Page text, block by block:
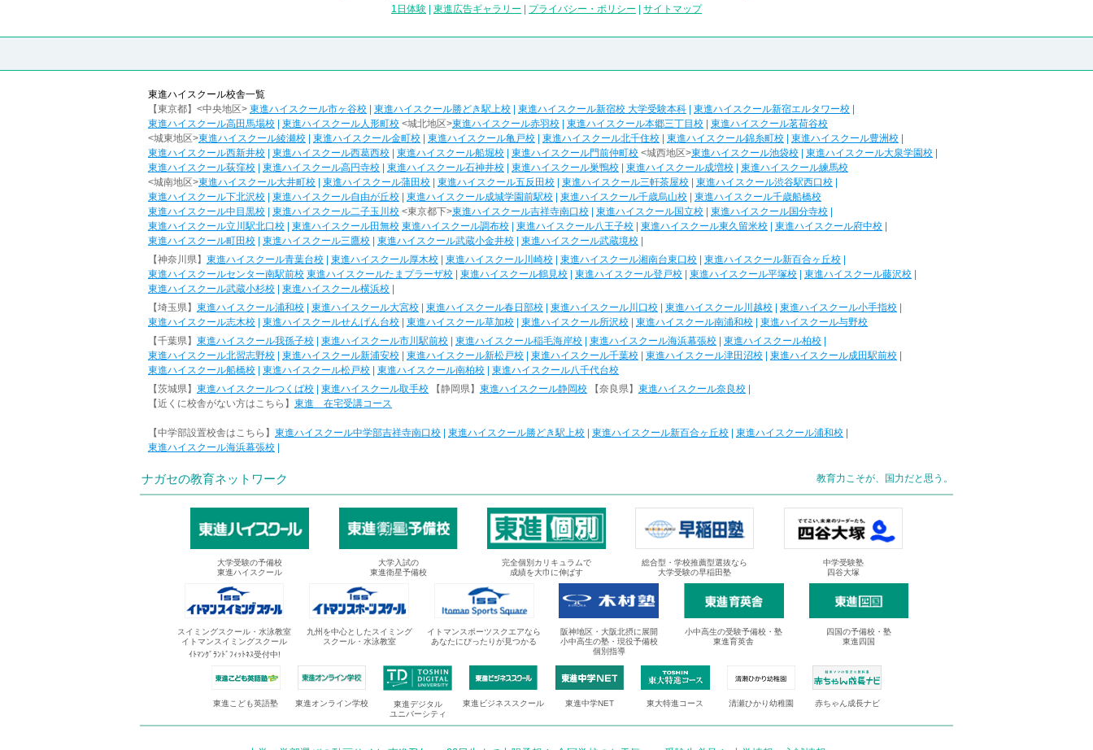
1日体験
東進広告ギャラリー プライバシー・ポリシー サイトマップ
東進ハイスクール校舎一覧
【東京都】<中央地区> 東進ハイスクール市ヶ谷校 東進ハイスクール勝どき駅上校 東進ハイスクール新宿校 大学受験本科 東進ハイスクール新宿エルタワー校
東進ハイスクール高田馬場校
東進ハイスクール人形町校 <城北地区>東進ハイスクール赤羽校 東進ハイスクール本郷三丁目校
東進ハイスクール茗荷谷校
<城東地区>東進ハイスクール綾瀬校 東進ハイスクール金町校 東進ハイスクール亀戸校 東進ハイスクール北千住校 東進ハイスクール錦糸町校 東進ハイスクール豊洲校
東進ハイスクール西新井校
東進ハイスクール西葛西校 東進ハイスクール船堀校 東進ハイスクール門前仲町校 <城西地区>東進ハイスクール池袋校 東進ハイスクール大泉学園校
東進ハイスクール荻窪校
東進ハイスクール高円寺校 東進ハイスクール石神井校 東進ハイスクール巣鴨校 東進ハイスクール成増校
東進ハイスクール練馬校
<城南地区>東進ハイスクール大井町校 東進ハイスクール蒲田校 東進ハイスクール五反田校 東進ハイスクール三軒茶屋校 東進ハイスクール渋谷駅西口校
東進ハイスクール下北沢校
東進ハイスクール自由が丘校 東進ハイスクール成城学園前駅校 東進ハイスクール千歳烏山校
東進ハイスクール千歳船橋校
東進ハイスクール中目黒校
東進ハイスクール二子玉川校 <東京都下>東進ハイスクール吉祥寺南口校 東進ハイスクール国立校 東進ハイスクール国分寺校
東進ハイスクール立川駅北口校
東進ハイスクール田無校 東進ハイスクール調布校 東進ハイスクール八王子校 東進ハイスクール東久留米校 東進ハイスクール府中校
東進ハイスクール町田校
東進ハイスクール三鷹校 東進ハイスクール武蔵小金井校 東進ハイスクール武蔵境校
【神奈川県】 東進ハイスクール青葉台校 東進ハイスクール厚木校 東進ハイスクール川崎校 東進ハイスクール湘南台東口校 東進ハイスクール新百合ヶ丘校
東進ハイスクールセンター南駅前校 東進ハイスクールたまプラーザ校 東進ハイスクール鶴見校 東進ハイスクール登戸校 東進ハイスクール平塚校 東進ハイスクール藤沢校
東進ハイスクール武蔵小杉校
東進ハイスクール横浜校
【埼玉県】 東進ハイスクール浦和校 東進ハイスクール大宮校 東進ハイスクール春日部校 東進ハイスクール川口校 東進ハイスクール川越校 東進ハイスクール小手指校
東進ハイスクール志木校
東進ハイスクールせんげん台校 東進ハイスクール草加校 東進ハイスクール所沢校 東進ハイスクール南浦和校
東進ハイスクール与野校
【千葉県】 東進ハイスクール我孫子校 東進ハイスクール市川駅前校 東進ハイスクール稲毛海岸校 東進ハイスクール海浜幕張校 東進ハイスクール柏校
東進ハイスクール北習志野校
東進ハイスクール新浦安校 東進ハイスクール新松戸校 東進ハイスクール千葉校 東進ハイスクール津田沼校 東進ハイスクール成田駅前校
東進ハイスクール船橋校
東進ハイスクール松戸校 東進ハイスクール南柏校
東進ハイスクール八千代台校
【茨城県】 東進ハイスクールつくば校 東進ハイスクール取手校 【静岡県】 東進ハイスクール静岡校 【奈良県】 東進ハイスクール奈良校
【近くに校舎がない方はこちら】 東進 在宅受講コース
【中学部設置校舎はこちら】 東進ハイスクール中学部吉祥寺南口校 東進ハイスクール勝どき駅上校 東進ハイスクール新百合ヶ丘校 東進ハイスクール浦和校
東進ハイスクール海浜幕張校
ナガセの教育ネットワーク 教育力こそが、国力だと思う。
大学受験の予備校
東進ハイスクール
大学入試の
東進衛星予備校
完全個別カリキュラムで
成績を大巾に伸ばす
総合型・学校推薦型選抜なら
大学受験の早稲田塾
中学受験塾
四谷大塚
スイミングスクール・水泳教室
イトマンスイミングスクール
ｲﾄﾏﾝｸﾞﾗﾝﾄﾞﾌｨｯﾄﾈｽ受付中!
九州を中心としたスイミング
スクール・水泳教室
イトマンスポーツスクエアなら
あなたにぴったりが見つかる
阪神地区・大阪北摂に展開
小中高生の塾・現役予備校
個別指導
小中高生の受験予備校・塾
東進育英舎
四国の予備校・塾
東進四国
東進こども英語塾 東進オンライン学校
東進デジタル
ユニバーシティ
東進ビジネススクール 東進中学NET 東大特進コース 清瀬ひかり幼稚園 赤ちゃん成長ナビ